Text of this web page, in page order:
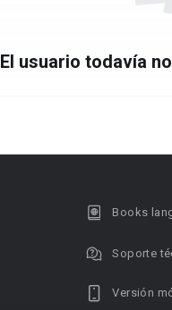
El usuario todavía
Books
Soporte
Versión